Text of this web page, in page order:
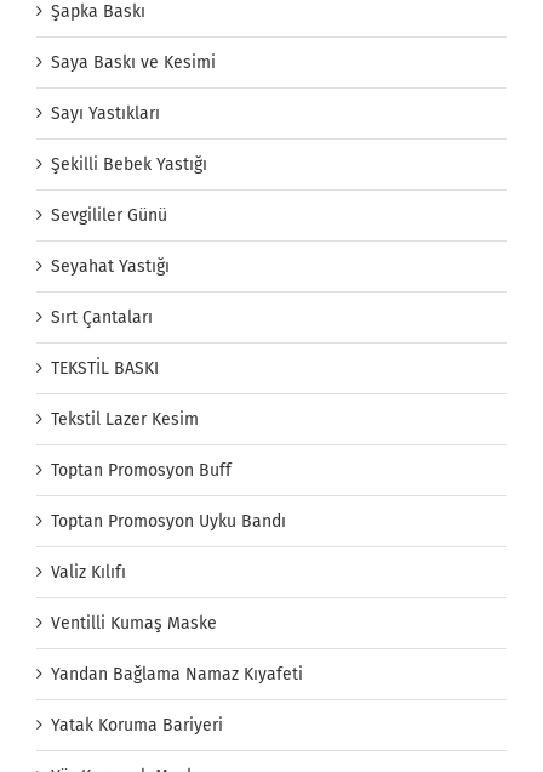
Şapka Baskı
Saya Baskı ve Kesimi
Sayı Yastıkları
Şekilli Bebek Yastığı
Sevgililer Günü
Seyahat Yastığı
Sırt Çantaları
TEKSTİL BASKI
Tekstil Lazer Kesim
Toptan Promosyon Buff
Toptan Promosyon Uyku Bandı
Valiz Kılıfı
Ventilli Kumaş Maske
Yandan Bağlama Namaz Kıyafeti
Yatak Koruma Bariyeri